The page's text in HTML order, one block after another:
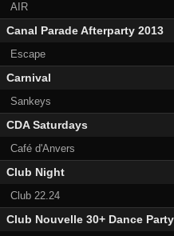
AIR
Canal Parade Afterparty 2013
Escape
Carnival
Sankeys
CDA Saturdays
Café d'Anvers
Club Night
Club 22.24
Club Nouvelle 30+ Dance Party